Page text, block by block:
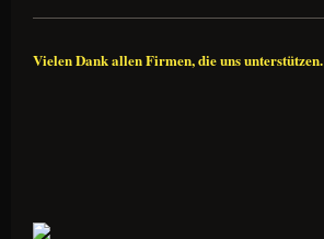
Vielen Dank allen Firmen, die uns unterstützen.